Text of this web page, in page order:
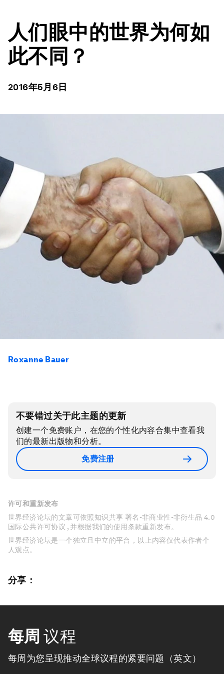
人们眼中的世界为何如
此不同？
2016年5月6日
Roxanne Bauer
不要错过关于此主题的更新
创建一个免费账户，在您的个性化内容合集中查看我
们的最新出版物和分析。
免费注册
许可和重新发布
世界经济论坛的文章可依照知识共享 署名-非商业性-非衍生品 4.0
国际公共许可协议 , 并根据我们的使用条款重新发布。
世界经济论坛是一个独立且中立的平台，以上内容仅代表作者个
人观点。
分享：
每周 议程
每周为您呈现推动全球议程的紧要问题（英文）